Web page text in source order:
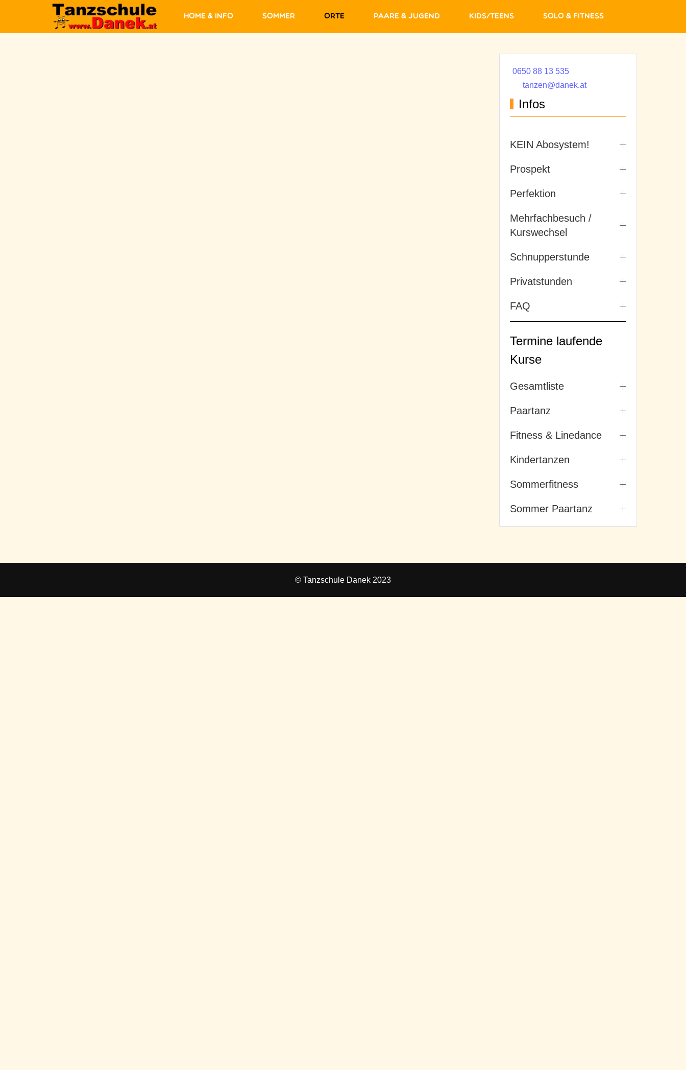
Home & Info Sommer Orte Paare & Jugend Kids/Teens Solo & Fitness
0650 88 13 535
tanzen@danek.at
Infos
KEIN Abosystem!
Prospekt
Perfektion
Mehrfachbesuch /
Kurswechsel
Schnupperstunde
Privatstunden
FAQ
Termine laufende
Kurse
Gesamtliste
Paartanz
Fitness & Linedance
Kindertanzen
Sommerfitness
Sommer Paartanz
© Tanzschule Danek 2023